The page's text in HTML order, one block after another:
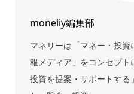
moneliy編集部
マネリーは「マネー・投
報メディア」をコンセプ
投資を提案・サポートする